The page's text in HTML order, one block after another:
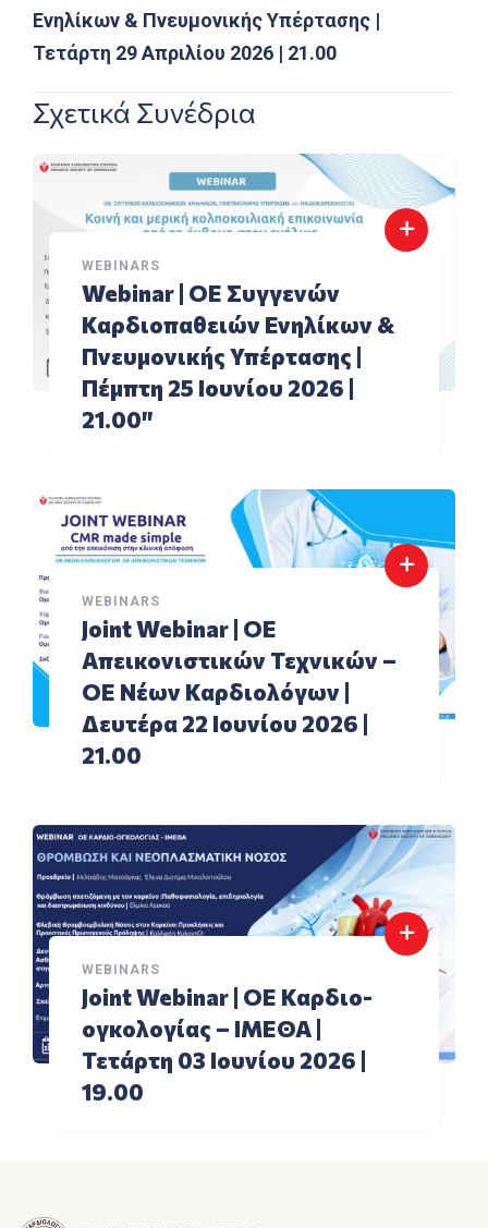
Ενηλίκων & Πνευμονικής Υπέρτασης |
Τετάρτη 29 Απριλίου 2026 | 21.00
Σχετικά Συνέδρια
WEBINARS
Webinar | ΟΕ Συγγενών
Καρδιοπαθειών Ενηλίκων &
Πνευμονικής Υπέρτασης |
Πέμπτη 25 Ιουνίου 2026 |
21.00″
WEBINARS
Joint Webinar | ΟΕ
Aπεικονιστικών Τεχνικών –
ΟΕ Νέων Καρδιολόγων |
Δευτέρα 22 Ιουνίου 2026 |
21.00
WEBINARS
Joint Webinar | ΟΕ Καρδιο-
ογκολογίας – ΙΜΕΘΑ |
Τετάρτη 03 Ιουνίου 2026 |
19.00